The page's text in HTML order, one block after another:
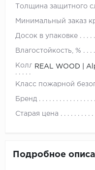
Толщина защитного
Минимальный заказ
Досок в упаковке
Влагостойкость, %
КоллекцияREAL WOOD |
Класс пожарной
Бренд
Старая цена
Подробное